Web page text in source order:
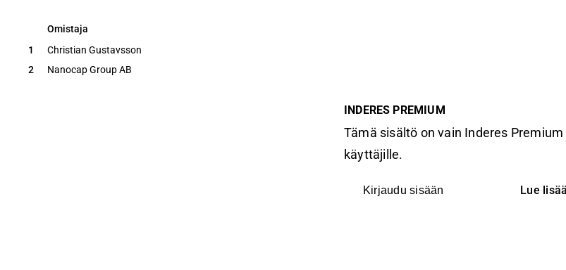
Omistaja
Omistaja
1
Christian Gustavsson
2
Nanocap Group AB
INDERES PREMIUM
Tämä sisältö on vain Inderes Premium
käyttäjille.
Kirjaudu sisään Lue lisää